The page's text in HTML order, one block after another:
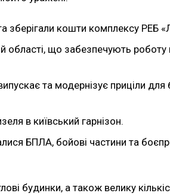
зберігали кошти комплексу РЕБ
області, що забезпечують
та модернізує приціли для
в київський гарнізон.
БПЛА, бойові частини та
будинки, а також велику